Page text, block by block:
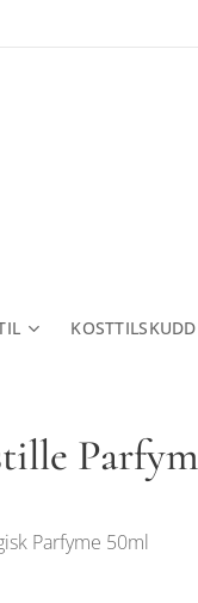
KOSTTILSKUDD
Parfyme 50ml